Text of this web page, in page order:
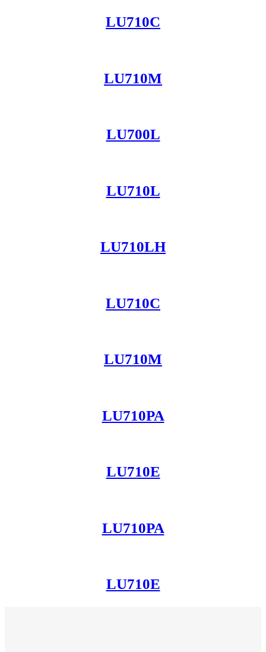
LU710C
LU710M
LU700L
LU710L
LU710LH
LU710C
LU710M
LU710PA
LU710E
LU710PA
LU710E